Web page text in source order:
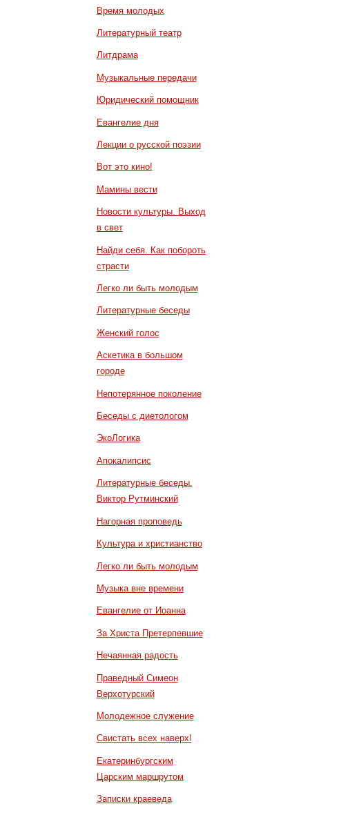
Время молодых
Литературный театр
Литдрама
Музыкальные передачи
Юридический помощник
Евангелие дня
Лекции о русской поэзии
Вот это кино!
Мамины вести
Новости культуры. Выход
в свет
Найди себя. Как побороть
страсти
Легко ли быть молодым
Литературные беседы
Женский голос
Аскетика в большом
городе
Непотерянное поколение
Беседы с диетологом
ЭкоЛогика
Апокалипсис
Литературные беседы.
Виктор Рутминский
Нагорная проповедь
Культура и христианство
Легко ли быть молодым
Музыка вне времени
Евангелие от Иоанна
За Христа Претерпевшие
Нечаянная радость
Праведный Симеон
Верхотурский
Молодежное служение
Свистать всех наверх!
Екатеринбургским
Царским маршрутом
Записки краеведа